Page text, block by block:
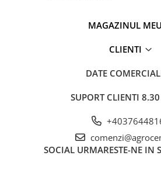
MAGAZINUL MEU
CLIENTI
DATE
SUPORT CLIENTI
SOCIAL URMARESTE-NE IN